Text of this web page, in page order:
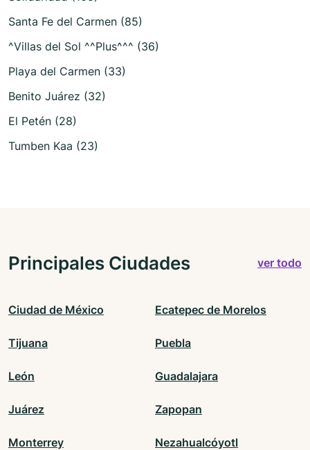
Santa Fe del Carmen (85)
^Villas del Sol ^^Plus^^^ (36)
Playa del Carmen (33)
Benito Juárez (32)
El Petén (28)
Tumben Kaa (23)
Principales Ciudades ver todo
Ciudad de México Ecatepec de Morelos
Tijuana Puebla
León Guadalajara
Juárez Zapopan
Monterrey Nezahualcóyotl